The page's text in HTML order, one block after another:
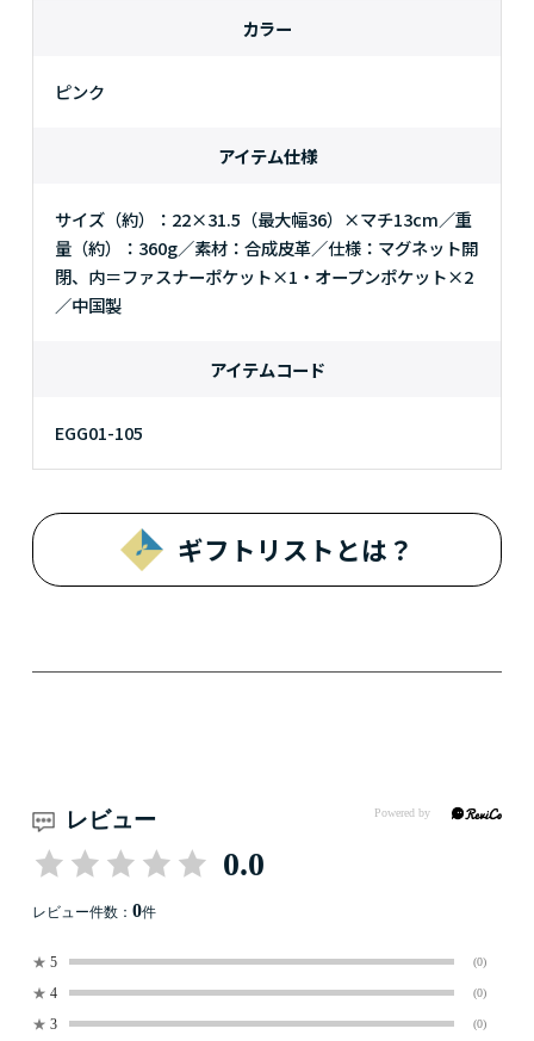
カラー
ピンク
アイテム仕様
サイズ（約）：22×31.5（最大幅36）×マチ13cm／重
量（約）：360g／素材：合成皮革／仕様：マグネット開
閉、内＝ファスナーポケット×1・オープンポケット×2
／中国製
アイテムコード
EGG01-105
ギフトリストとは？
レビュー
0.0
レビュー件数： 0件
★ 5 (0)
★ 4 (0)
★ 3 (0)